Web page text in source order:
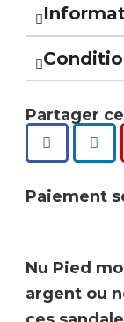
Partager
Paiement
Nu Pied
argent ou